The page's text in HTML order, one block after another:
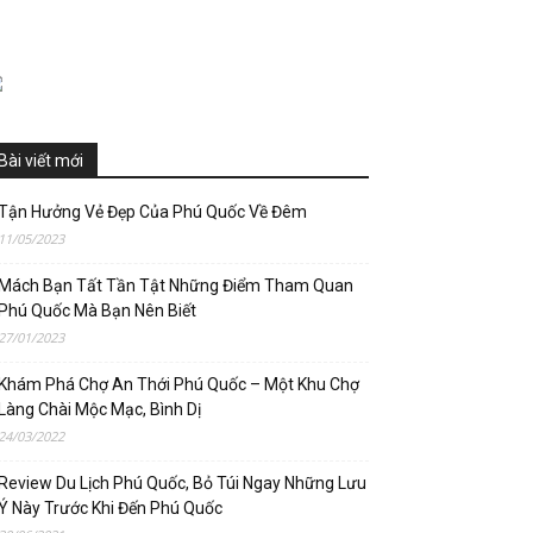
viết mới
Hưởng Vẻ Đẹp Của Phú Quốc Về Đêm
05/2023
Bạn Tất Tần Tật Những Điểm Tham Quan
Quốc Mà Bạn Nên Biết
01/2023
Phá Chợ An Thới Phú Quốc – Một Khu Chợ
Chài Mộc Mạc, Bình Dị
03/2022
Du Lịch Phú Quốc, Bỏ Túi Ngay Những Lưu
Này Trước Khi Đến Phú Quốc